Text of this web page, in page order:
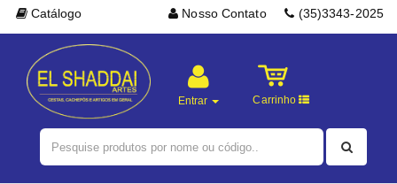
Nosso Contato (35)3343-2025
Catálogo
Entrar Carrinho